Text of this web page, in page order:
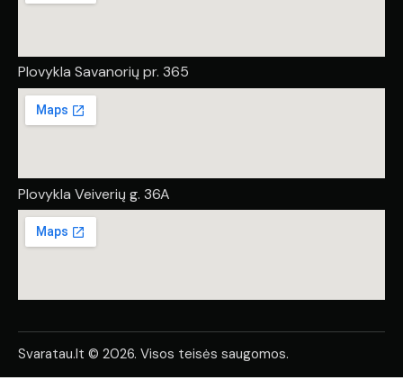
Plovykla Savanorių pr. 365
Plovykla Veiverių g. 36A
Svaratau.lt © 2026. Visos teisės saugomos.